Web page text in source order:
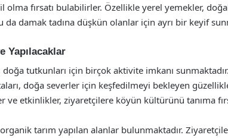
olma fırsatı bulabilirler. Özellikle yerel yemekler,
da damak tadına düşkün olanlar için ayrı bir keyif
Yapılacaklar
doğa tutkunları için birçok aktivite imkanı
doğa severler için keşfedilmeyi bekleyen
ve etkinlikler, ziyaretçilere köyün kültürünü tanıma
tarım yapılan alanlar bulunmaktadır.